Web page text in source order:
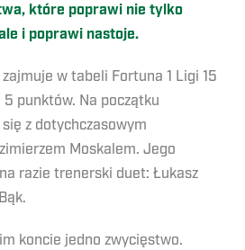
które poprawi nie tylko
i poprawi nastoje.
w tabeli Fortuna 1 Ligi 15
punktów. Na początku
z dotychczasowym
Moskalem. Jego
razie trenerski duet: Łukasz
koncie jedno zwycięstwo.